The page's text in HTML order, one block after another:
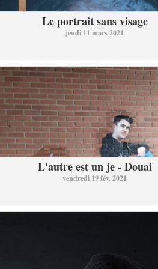
Le portrait sans visage
jeudi 11 mars 2021
L'autre est un je - Douai
vendredi 19 fév. 2021